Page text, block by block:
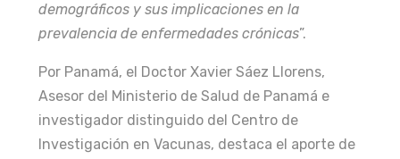
demográficos y sus implicaciones en la
prevalencia de enfermedades crónicas”.
Por Panamá, el Doctor Xavier Sáez Llorens,
Asesor del Ministerio de Salud de Panamá e
investigador distinguido del Centro de
Investigación en Vacunas, destaca el aporte de